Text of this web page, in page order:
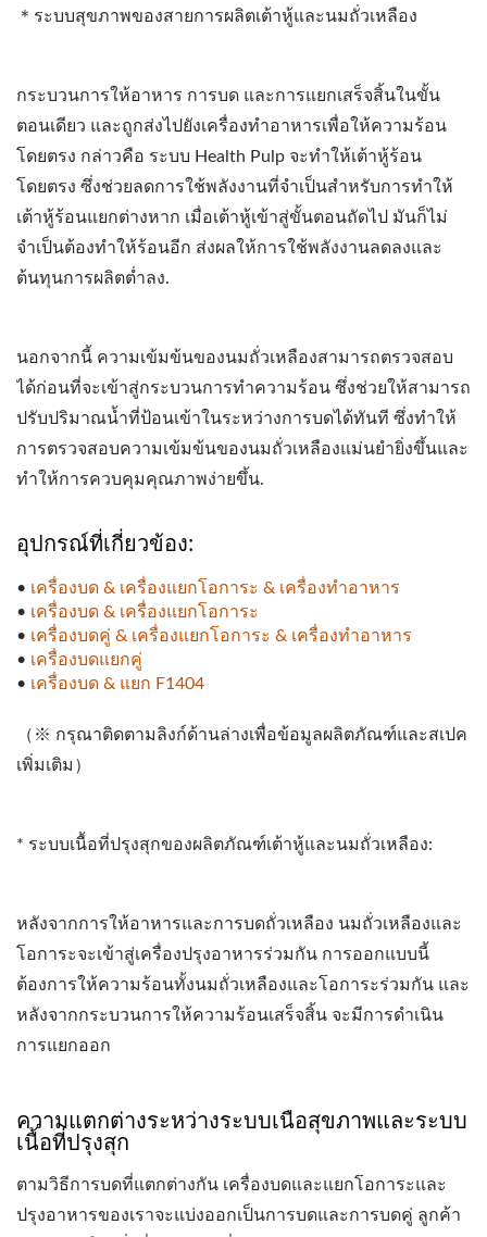
＊ระบบสุขภาพของสายการผลิตเต้าหู้และนมถั่วเหลือง
กระบวนการให้อาหาร การบด และการแยกเสร็จสิ้นในขั้น
ตอนเดียว และถูกส่งไปยังเครื่องทำอาหารเพื่อให้ความร้อน
โดยตรง กล่าวคือ ระบบ Health Pulp จะทำให้เต้าหู้ร้อน
โดยตรง ซึ่งช่วยลดการใช้พลังงานที่จำเป็นสำหรับการทำให้
เต้าหู้ร้อนแยกต่างหาก เมื่อเต้าหู้เข้าสู่ขั้นตอนถัดไป มันก็ไม่
จำเป็นต้องทำให้ร้อนอีก ส่งผลให้การใช้พลังงานลดลงและ
ต้นทุนการผลิตต่ำลง.
นอกจากนี้ ความเข้มข้นของนมถั่วเหลืองสามารถตรวจสอบ
ได้ก่อนที่จะเข้าสู่กระบวนการทำความร้อน ซึ่งช่วยให้สามารถ
ปรับปริมาณน้ำที่ป้อนเข้าในระหว่างการบดได้ทันที ซึ่งทำให้
การตรวจสอบความเข้มข้นของนมถั่วเหลืองแม่นยำยิ่งขึ้นและ
ทำให้การควบคุมคุณภาพง่ายขึ้น.
อุปกรณ์ที่เกี่ยวข้อง:
• เครื่องบด & เครื่องแยกโอการะ & เครื่องทำอาหาร
• เครื่องบด & เครื่องแยกโอการะ
• เครื่องบดคู่ & เครื่องแยกโอการะ & เครื่องทำอาหาร
• เครื่องบดแยกคู่
• เครื่องบด & แยก F1404
（※ กรุณาติดตามลิงก์ด้านล่างเพื่อข้อมูลผลิตภัณฑ์และสเปค
เพิ่มเติม）
* ระบบเนื้อที่ปรุงสุกของผลิตภัณฑ์เต้าหู้และนมถั่วเหลือง:
หลังจากการให้อาหารและการบดถั่วเหลือง นมถั่วเหลืองและ
โอการะจะเข้าสู่เครื่องปรุงอาหารร่วมกัน การออกแบบนี้
ต้องการให้ความร้อนทั้งนมถั่วเหลืองและโอการะร่วมกัน และ
หลังจากกระบวนการให้ความร้อนเสร็จสิ้น จะมีการดำเนิน
การแยกออก
ความแตกต่างระหว่างระบบเนื้อสุขภาพและระบบ
เนื้อที่ปรุงสุก
ตามวิธีการบดที่แตกต่างกัน เครื่องบดและแยกโอการะและ
ปรุงอาหารของเราจะแบ่งออกเป็นการบดและการบดคู่ ลูกค้า